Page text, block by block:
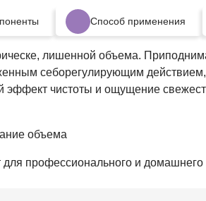
Способ применения
лишенной объема.
себорегулирующим
эффект чистоты и ощущение
объема
для профессионального и